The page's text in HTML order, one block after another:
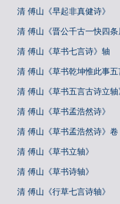
清 傅山《早起非真健诗》
清 傅山《晋公千古一快四条
清 傅山《草书七言诗》轴
清 傅山《草书乾坤惟此事五
清 傅山《草书五言古诗立轴
清 傅山《草书孟浩然诗》
清 傅山《草书孟浩然诗》卷
清 傅山《草书立轴》
清 傅山《草书诗轴》
清 傅山《行草七言诗轴》